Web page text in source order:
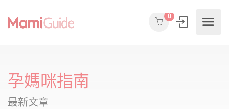
0
孕媽咪指南
最新文章